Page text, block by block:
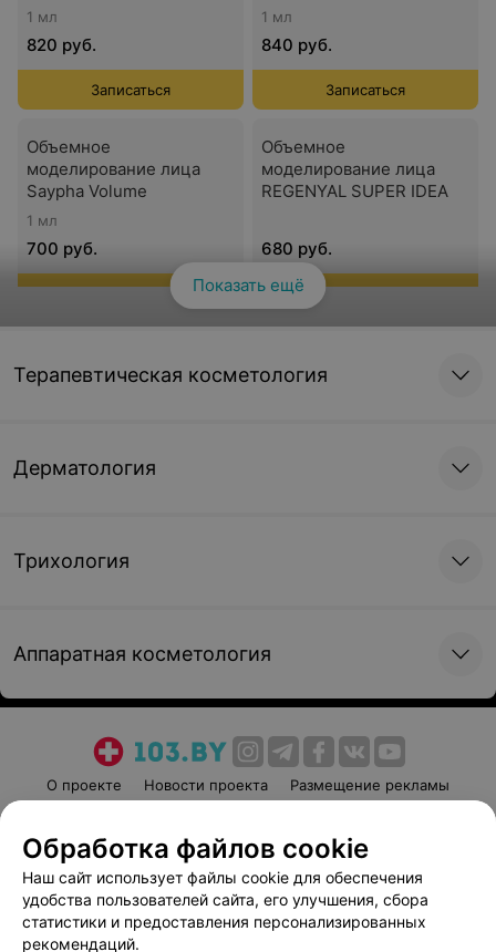
1 мл
820 руб.
Записаться
1 мл
840 руб.
Записаться
Объемное
моделирование лица
Saypha Volume
1 мл
700 руб.
Объемное
моделирование лица
REGENYAL SUPER IDEA
680 руб.
моделирование лица
Записаться
Смотреть все
Показать ещё
Терапевтическая косметология
Дерматология
Трихология
Аппаратная косметология
О проекте Новости проекта
Размещение рекламы
Пользовательское соглашение
Способы оплаты
Вакансии
Партнеры
Написать руководителю 103.by
Обработка файлов cookie
Наш сайт использует файлы cookie для обеспечения
удобства пользователей сайта, его улучшения, сбора
статистики и предоставления персонализированных
рекомендаций.